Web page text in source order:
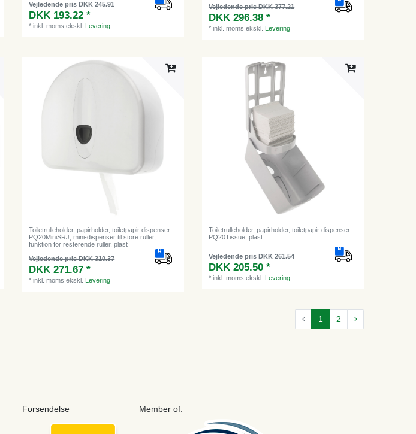
Vejledende pris DKK 245.91
DKK 193.22 *
*inkl. moms ekskl. Levering
Vejledende pris DKK 377.21
DKK 296.38 *
*inkl. moms ekskl. Levering
Toiletrulleholder, papirholder, toiletpapir dispenser -
PQ20MiniSRJ, mini-dispenser til store ruller,
funktion for resterende ruller, plast
Vejledende pris DKK 310.37
DKK 271.67 *
*inkl. moms ekskl.Levering
Toiletrulleholder, papirholder, toiletpapir dispenser -
PQ20Tissue, plast
Vejledende pris DKK 261.54
DKK 205.50 *
*inkl. moms ekskl.Levering
1 2
Forsendelse Member of: